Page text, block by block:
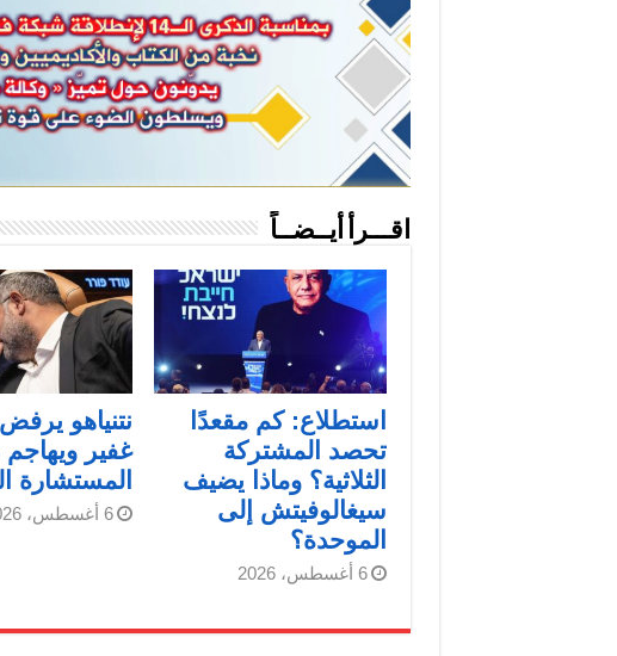
اقـــرأ أيــضــاً
استطلاع: كم مقعدًا
تحصد المشتركة
الثلاثية؟ وماذا يضيف
سيغالوفيتش إلى
الموحدة؟
6 أغسطس، 2026
نتنياهو
غفير
المستشارة
6 أغسطس، 2026